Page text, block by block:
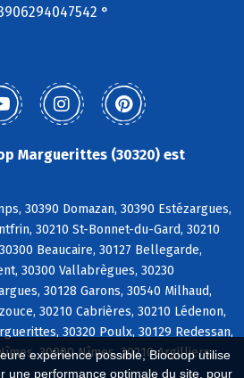
expérience possible, Biocoop utilise
une performance optimale du site, pour
°
Marguerittes (30320) est
30390 Domazan, 30390 Estézargues,
30210 St-Bonnet-du-Gard, 30210
Beaucaire, 30127 Bellegarde,
30300 Vallabrègues, 30230
30128 Garons, 30540 Milhaud,
30210 Cabrières, 30210 Lédenon,
30320 Poulx, 30129 Redessan,
30900 Nîmes, 30210 Argilliers,